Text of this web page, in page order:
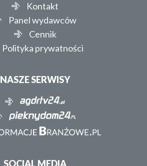
Kontakt
Panel wydawców
Cennik
Polityka prywatności
NASZE SERWISY
SOCIAL MEDIA